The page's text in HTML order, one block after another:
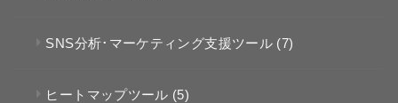
SNS分析･マーケティング支援ツール (7)
ヒートマップツール (5)